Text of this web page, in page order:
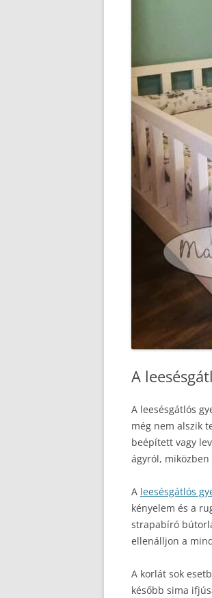
A
A leesésgátlós
még nem alszik
beépített vagy
ágyról,
A leesésgátlós
kényelem és a
strapabíró
ellenálljon a
A korlát sok
később sima